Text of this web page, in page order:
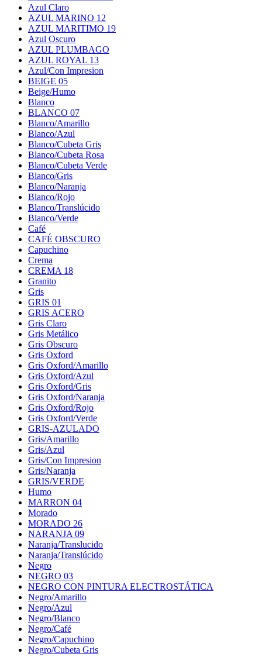
Azul Claro
AZUL MARINO 12
AZUL MARITIMO 19
Azul Oscuro
AZUL PLUMBAGO
AZUL ROYAL 13
Azul/Con Impresion
BEIGE 05
Beige/Humo
Blanco
BLANCO 07
Blanco/Amarillo
Blanco/Azul
Blanco/Cubeta Gris
Blanco/Cubeta Rosa
Blanco/Cubeta Verde
Blanco/Gris
Blanco/Naranja
Blanco/Rojo
Blanco/Translúcido
Blanco/Verde
Café
CAFÉ OBSCURO
Capuchino
Crema
CREMA 18
Granito
Gris
GRIS 01
GRIS ACERO
Gris Claro
Gris Metálico
Gris Obscuro
Gris Oxford
Gris Oxford/Amarillo
Gris Oxford/Azul
Gris Oxford/Gris
Gris Oxford/Naranja
Gris Oxford/Rojo
Gris Oxford/Verde
GRIS-AZULADO
Gris/Amarillo
Gris/Azul
Gris/Con Impresion
Gris/Naranja
GRIS/VERDE
Humo
MARRON 04
Morado
MORADO 26
NARANJA 09
Naranja/Translucido
Naranja/Translúcido
Negro
NEGRO 03
NEGRO CON PINTURA ELECTROSTÁTICA
Negro/Amarillo
Negro/Azul
Negro/Blanco
Negro/Café
Negro/Capuchino
Negro/Cubeta Gris